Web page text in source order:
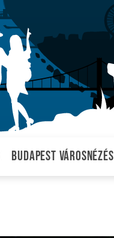
Budapest városnézés